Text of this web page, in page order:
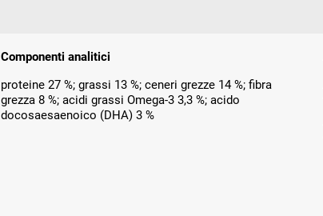
Componenti analitici
proteine 27 %; grassi 13 %; ceneri grezze 14 %; fibra
grezza 8 %; acidi grassi Omega-3 3,3 %; acido
docosaesaenoico (DHA) 3 %